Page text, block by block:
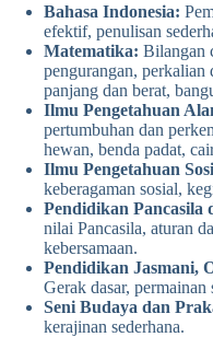
Bahasa Indonesia:
efektif, penulisan
Matematika: Bilangan
pengurangan, perkalian
panjang dan berat,
Ilmu Pengetahuan
pertumbuhan dan
hewan, benda padat,
Ilmu Pengetahuan
keberagaman sosial,
Pendidikan Pancasila
nilai Pancasila, aturan
kebersamaan.
Pendidikan Jasmani,
Gerak dasar, permainan
Seni Budaya dan
kerajinan sederhana.